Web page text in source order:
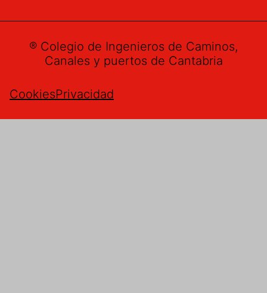
® Colegio de Ingenieros de Caminos,
Canales y puertos de Cantabria
CookiesPrivacidad